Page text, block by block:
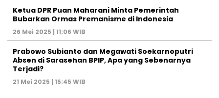
Ketua DPR Puan Maharani Minta Pemerintah
Bubarkan Ormas Premanisme di Indonesia
26 Mei 2025 | 11:06 WIB
Prabowo Subianto dan Megawati Soekarnoputri
Absen di Sarasehan BPIP, Apa yang Sebenarnya
Terjadi?
21 Mei 2025 | 15:45 WIB